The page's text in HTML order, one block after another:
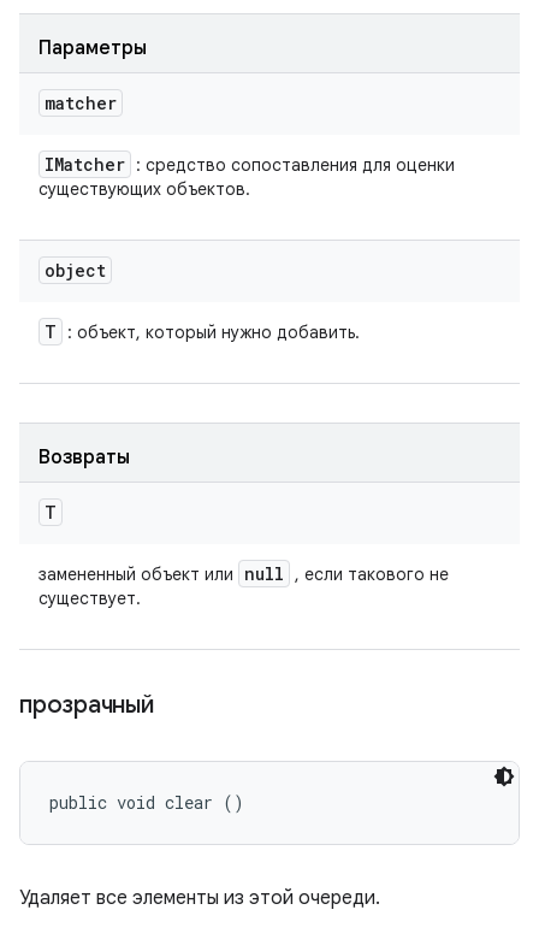
Параметры
matcher
IMatcher : средство сопоставления для оценки
существующих объектов.
object
T : объект, который нужно добавить.
Возвраты
T
замененный объект или null
, если такового не
существует.
прозрачный
public void clear ()
Удаляет все элементы из этой очереди.